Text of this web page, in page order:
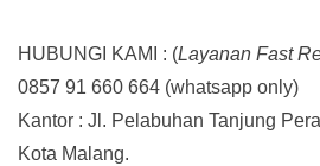
HUBUNGI KAMI : (Layanan Fast
0857 91 660 664 (whatsapp only)
Kantor : Jl. Pelabuhan Tanjung
Kota Malang.